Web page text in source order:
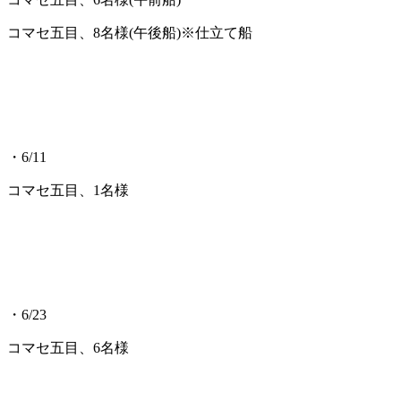
コマセ五目、8名様(午後船)※仕立て船
・6/11
コマセ五目、1名様
・6/23
コマセ五目、6名様